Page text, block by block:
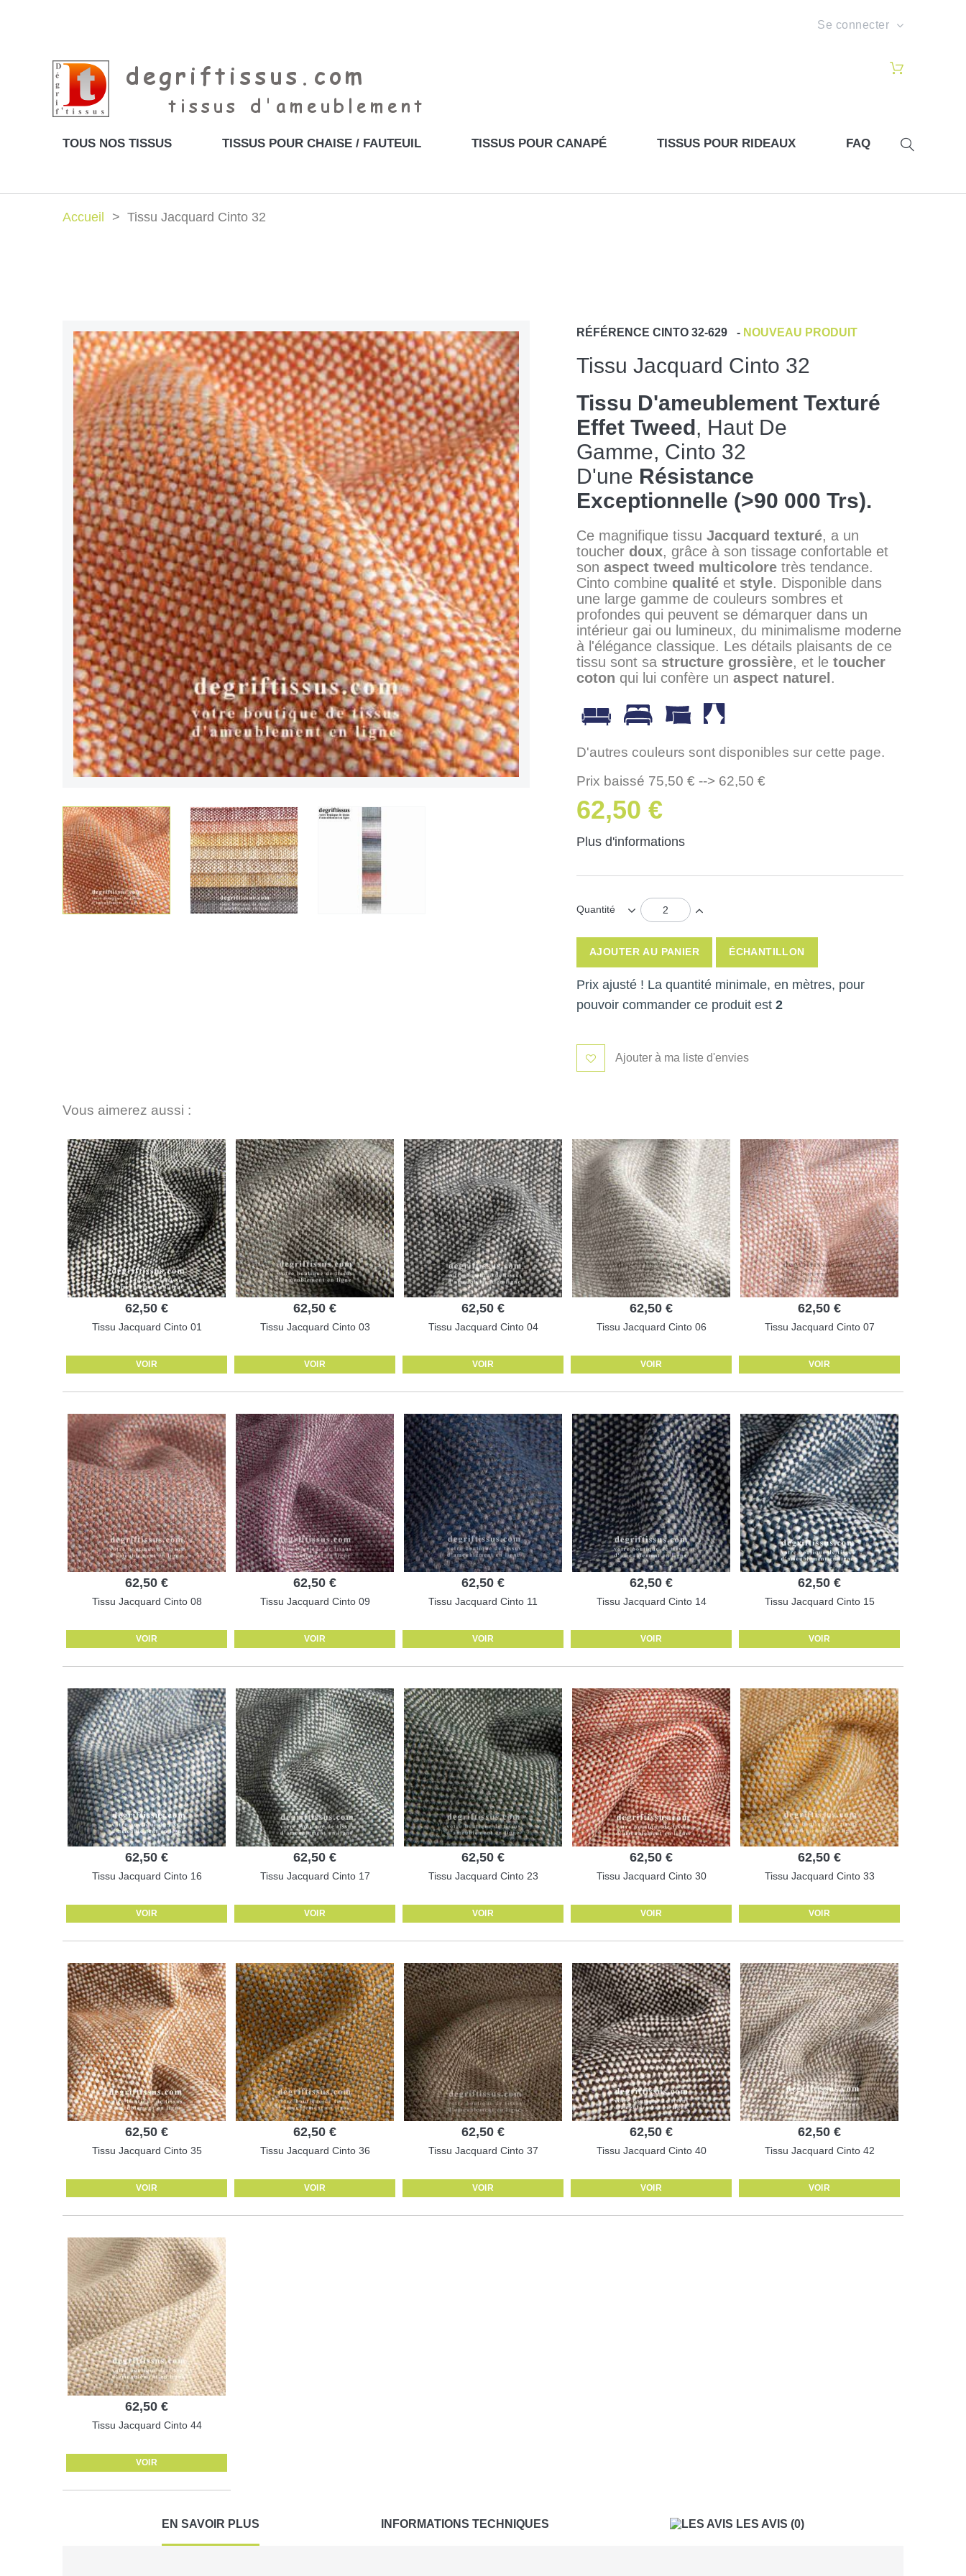
Se connecter
TOUS NOS TISSUS TISSUS POUR CHAISE / FAUTEUIL TISSUS POUR CANAPÉ TISSUS POUR RIDEAUX FAQ
Accueil Tissu Jacquard Cinto 32
RÉFÉRENCE CINTO 32-629 - NOUVEAU PRODUIT
Tissu Jacquard Cinto 32
Tissu D'ameublement Texturé
Effet Tweed, Haut De
Gamme, Cinto 32
D'une Résistance
Exceptionnelle (>90 000 Trs).
Ce magnifique tissu Jacquard texturé, a un
toucher doux, grâce à son tissage confortable et
son aspect tweed multicoloretrès tendance.
Cinto combine qualitéet style. Disponible dans
une large gamme de couleurs sombres et
profondes qui peuvent se démarquer dans un
intérieur gai ou lumineux, du minimalisme moderne
à l'élégance classique. Les détails plaisants de ce
tissu sont sa structure grossière, et le toucher
coton qui lui confère un aspect naturel .
D'autres couleurs sont disponibles sur cette page.
Prix baissé 75,50 € --> 62,50 €
62,50 €
Plus d'informations
Quantité
AJOUTER AU PANIER ÉCHANTILLON
Prix ajusté ! La quantité minimale, en mètres, pour
pouvoir commander ce produit est 2
Ajouter à ma liste d'envies
Vous aimerez aussi :
62,50 €
Tissu Jacquard Cinto 01
VOIR
62,50 €
Tissu Jacquard Cinto 03
VOIR
62,50 €
Tissu Jacquard Cinto 04
VOIR
62,50 €
Tissu Jacquard Cinto 06
VOIR
62,50 €
Tissu Jacquard Cinto 07
VOIR
62,50 €
Tissu Jacquard Cinto 08
VOIR
62,50 €
Tissu Jacquard Cinto 09
VOIR
62,50 €
Tissu Jacquard Cinto 11
VOIR
62,50 €
Tissu Jacquard Cinto 14
VOIR
62,50 €
Tissu Jacquard Cinto 15
VOIR
62,50 €
Tissu Jacquard Cinto 16
VOIR
62,50 €
Tissu Jacquard Cinto 17
VOIR
62,50 €
Tissu Jacquard Cinto 23
VOIR
62,50 €
Tissu Jacquard Cinto 30
VOIR
62,50 €
Tissu Jacquard Cinto 33
VOIR
62,50 €
Tissu Jacquard Cinto 35
VOIR
62,50 €
Tissu Jacquard Cinto 36
VOIR
62,50 €
Tissu Jacquard Cinto 37
VOIR
62,50 €
Tissu Jacquard Cinto 40
VOIR
62,50 €
Tissu Jacquard Cinto 42
VOIR
62,50 €
Tissu Jacquard Cinto 44
VOIR
EN SAVOIR PLUS INFORMATIONS TECHNIQUES LES AVIS (0)